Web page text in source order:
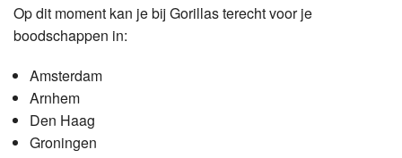
Op dit moment kan je bij Gorillas terecht voor je
boodschappen in:
Amsterdam
Arnhem
Den Haag
Groningen